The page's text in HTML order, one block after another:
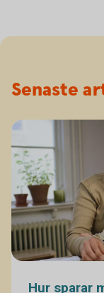
Senaste
Hur sparar